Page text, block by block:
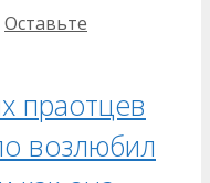
Оставьте
праотцев
возлюбил